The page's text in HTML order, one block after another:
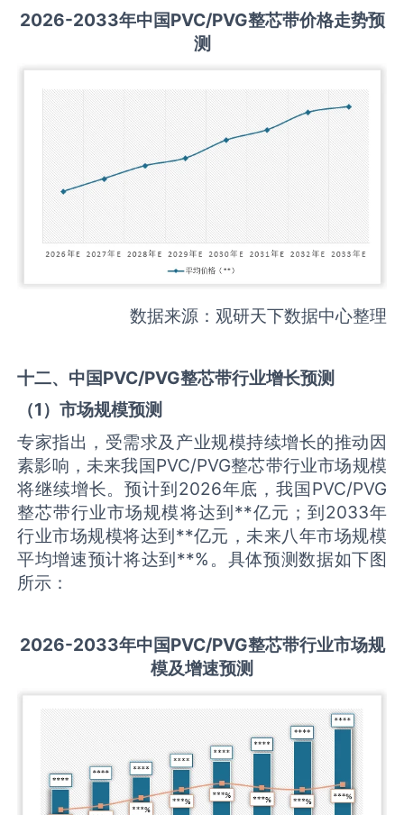
2026-2033年中国PVC/PVG整芯带价格走势预
测
数据来源：观研天下数据中心整理
十二、中国PVC/PVG整芯带行业增长预测
（1）市场规模预测
专家指出，受需求及产业规模持续增长的推动因
素影响，未来我国PVC/PVG整芯带行业市场规模
将继续增长。预计到2026年底，我国PVC/PVG
整芯带行业市场规模将达到**亿元；到2033年
行业市场规模将达到**亿元，未来八年市场规模
平均增速预计将达到**%。具体预测数据如下图
所示：
2026-2033年中国PVC/PVG整芯带行业市场规
模及增速预测